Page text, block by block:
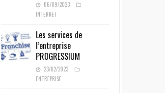
06/09/2023
INTERNET
Les services de
l’entreprise
PROGRESSIUM
23/02/2023
ENTREPRISE